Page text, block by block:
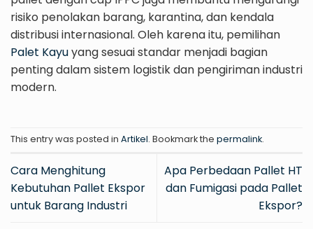
risiko penolakan barang, karantina, dan kendala
distribusi internasional. Oleh karena itu, pemilihan
Palet Kayuyang sesuai standar menjadi bagian
penting dalam sistem logistik dan pengiriman industri
modern.
This entry was posted in Artikel. Bookmark the permalink.
Cara Menghitung
Kebutuhan Pallet Ekspor
untuk Barang Industri
Apa Perbedaan Pallet HT
dan Fumigasi pada Pallet
Ekspor?